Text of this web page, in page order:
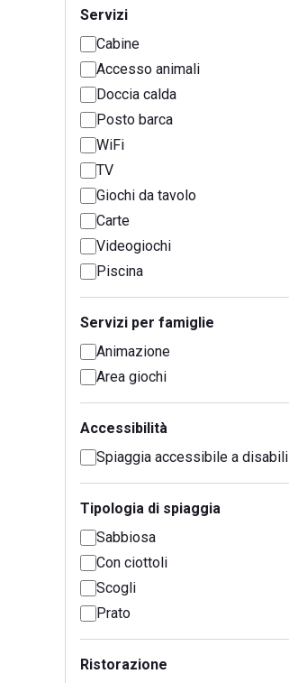
Servizi
Cabine
Accesso animali
Doccia calda
Posto barca
WiFi
TV
Giochi da tavolo
Carte
Videogiochi
Piscina
Servizi per famiglie
Animazione
Area giochi
Accessibilità
Spiaggia accessibile a disabili
Tipologia di spiaggia
Sabbiosa
Con ciottoli
Scogli
Prato
Ristorazione